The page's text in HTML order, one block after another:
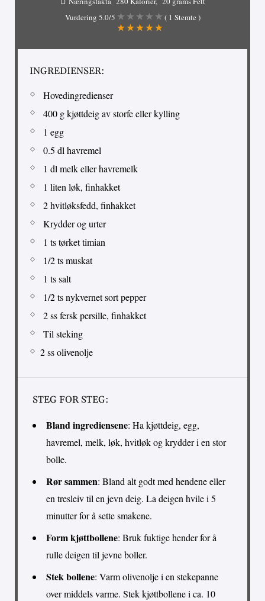
Vurdering 5.0/5 ( 1 Stemte )
INGREDIENSER:
Hovedingredienser
400 g kjøttdeig av storfe eller kylling
1 egg
0.5 dl havremel
1 dl melk eller havremelk
1 liten løk, finhakket
2 hvitløksfedd, finhakket
Krydder og urter
1 ts tørket timian
1/2 ts muskat
1 ts salt
1/2 ts nykvernet sort pepper
2 ss fersk persille, finhakket
Til steking
2 ss olivenolje
STEG FOR STEG:
Bland ingrediensene: Ha kjøttdeig, egg,
havremel, melk, løk, hvitløk og krydder i en stor
bolle.
Rør sammen: Bland alt godt med hendene eller
en tresleiv til en jevn deig. La deigen hvile i 5
minutter for å sette smakene.
Form kjøttbollene: Bruk fuktige hender for å
rulle deigen til jevne boller.
Stek bollene: Varm olivenolje i en stekepanne
over middels varme. Stek kjøttbollene i ca. 10